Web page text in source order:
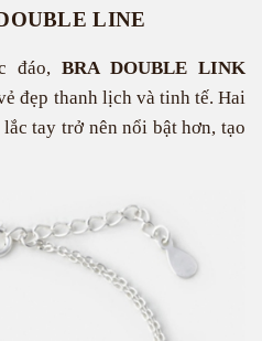
LINE
đáo, BRA DOUBLE LINK
đẹp thanh lịch và tinh tế. Hai
tay trở nên nổi bật hơn, tạo